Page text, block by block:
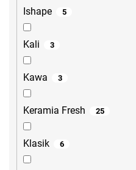
Ishape 5
Kali 3
Kawa 3
Keramia Fresh 25
Klasik 6